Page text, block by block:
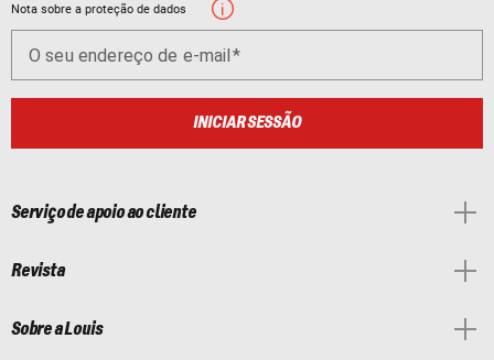
Nota sobre a proteção de dados
O seu endereço de e-mail
INICIAR SESSÃO
Serviço de apoio ao cliente
Revista
Sobre a Louis